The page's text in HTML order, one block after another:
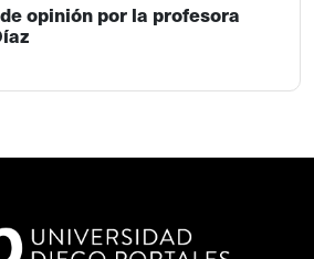
opinión por la profesora